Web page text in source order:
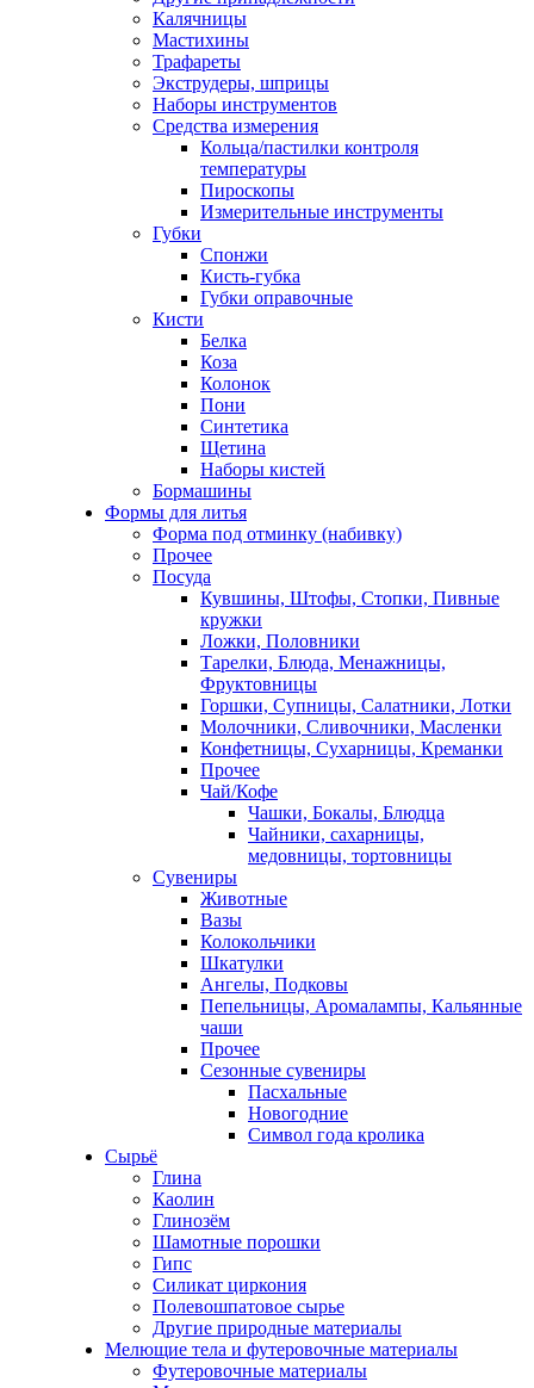
Калячницы
Мастихины
Трафареты
Экструдеры, шприцы
Наборы инструментов
Средства измерения
Кольца/пастилки контроля
температуры
Пироскопы
Измерительные инструменты
Губки
Спонжи
Кисть-губка
Губки оправочные
Кисти
Белка
Коза
Колонок
Пони
Синтетика
Щетина
Наборы кистей
Бормашины
Формы для литья
Форма под отминку (набивку)
Прочее
Посуда
Кувшины, Штофы, Стопки, Пивные
кружки
Ложки, Половники
Тарелки, Блюда, Менажницы,
Фруктовницы
Горшки, Супницы, Салатники, Лотки
Молочники, Сливочники, Масленки
Конфетницы, Сухарницы, Креманки
Прочее
Чай/Кофе
Чашки, Бокалы, Блюдца
Чайники, сахарницы,
медовницы, тортовницы
Сувениры
Животные
Вазы
Колокольчики
Шкатулки
Ангелы, Подковы
Пепельницы, Аромалампы, Кальянные
чаши
Прочее
Сезонные сувениры
Пасхальные
Новогодние
Символ года кролика
Сырьё
Глина
Каолин
Глинозём
Шамотные порошки
Гипс
Силикат циркония
Полевошпатовое сырье
Другие природные материалы
Мелющие тела и футеровочные материалы
Футеровочные материалы